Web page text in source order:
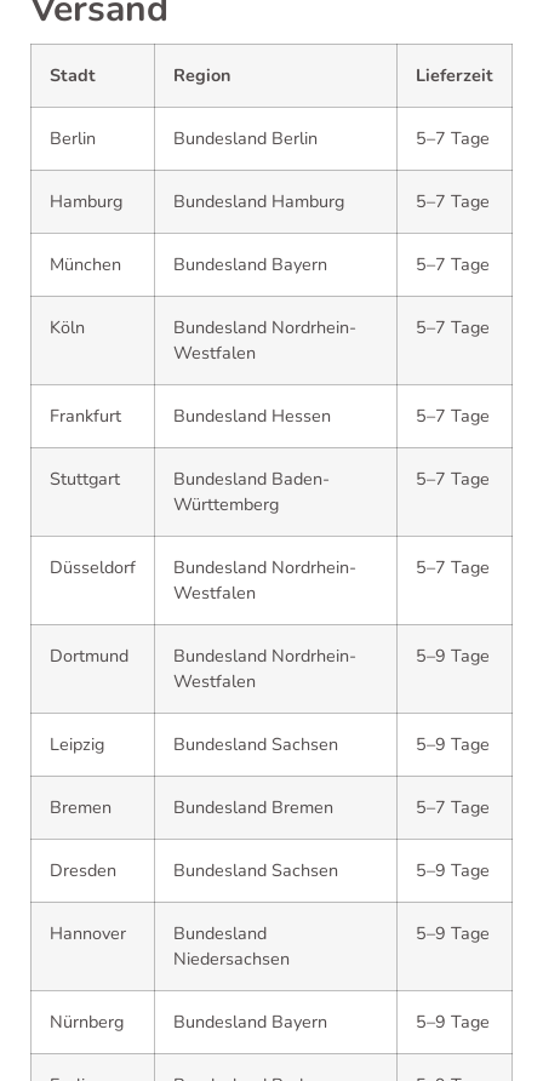
Stadt Region Lieferzeit
Berlin Bundesland Berlin 5–7 Tage
Hamburg Bundesland Hamburg 5–7 Tage
München Bundesland Bayern 5–7 Tage
Köln
Bundesland Nordrhein-
Westfalen
5–7 Tage
Frankfurt Bundesland Hessen 5–7 Tage
Stuttgart
Bundesland Baden-
Württemberg
5–7 Tage
Düsseldorf
Bundesland Nordrhein-
Westfalen
5–7 Tage
Dortmund
Bundesland Nordrhein-
Westfalen
5–9 Tage
Leipzig Bundesland Sachsen 5–9 Tage
Bremen Bundesland Bremen 5–7 Tage
Dresden Bundesland Sachsen 5–9 Tage
Hannover
Bundesland
Niedersachsen
5–9 Tage
Nürnberg Bundesland Bayern 5–9 Tage